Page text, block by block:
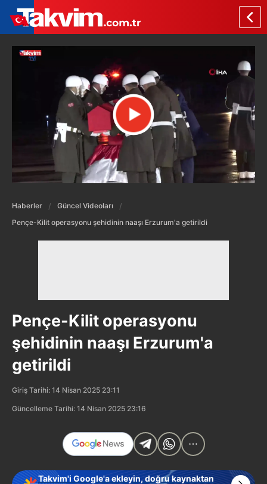
Haberler
Güncel Videoları
Pençe-Kilit operasyonu şehidinin naaşı Erzurum'a getirildi
Pençe-Kilit operasyonu
şehidinin naaşı Erzurum'a
getirildi
Giriş Tarihi: 14 Nisan 2025 23:11
Güncelleme Tarihi: 14 Nisan 2025 23:16
Takvim'i Google'a ekleyin, doğru kaynaktan